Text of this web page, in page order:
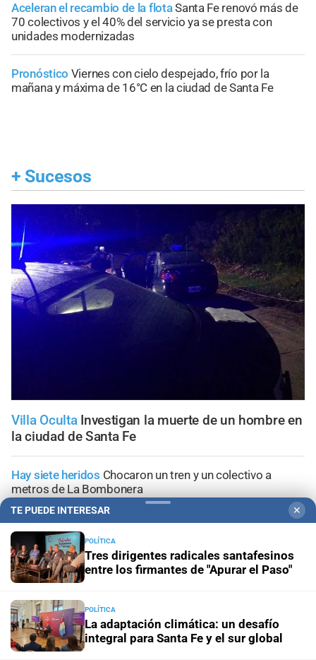
Aceleran el recambio de la flotaSanta Fe renovó más de
70 colectivos y el 40% del servicio ya se presta con
unidades modernizadas
Pronóstico Viernes con cielo despejado, frío por la
mañana y máxima de 16°C en la ciudad de Santa Fe
+ Sucesos
Villa Oculta Investigan la muerte de un hombre en
la ciudad de Santa Fe
Hay siete heridos Chocaron un tren y un colectivo a
metros de La Bombonera
TribunalesPrisión preventiva para dos hermanos
acusados por un brutal asalto contra un adolescente en
Santa Fe
megaoperativo contra el microtráfico en San Justo
Conflicto judicialBuscan identificar a los autores de las
TE PUEDE INTERESAR ✕
POLÍTICA
Tres dirigentes radicales santafesinos
entre los firmantes de "Apurar el Paso"
POLÍTICA
La adaptación climática: un desafío
integral para Santa Fe y el sur global